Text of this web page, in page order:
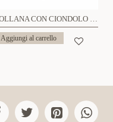
COLLANA CON CIONDOLO DI CUORE METÀ IN PIETRA - SW2488A797
Aggiungi al carrello